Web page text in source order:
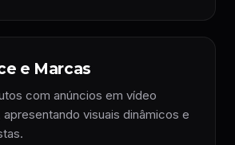
e Marcas
com anúncios em vídeo
visuais dinâmicos e